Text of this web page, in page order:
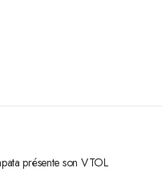
présente son VTOL